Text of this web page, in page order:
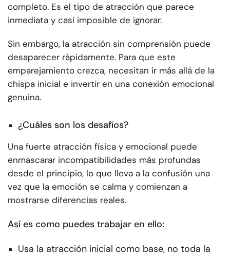
completo. Es el tipo de atracción que parece
inmediata y casi imposible de ignorar.
Sin embargo, la atracción sin comprensión puede
desaparecer rápidamente. Para que este
emparejamiento crezca, necesitan ir más allá de la
chispa inicial e invertir en una conexión emocional
genuina.
¿Cuáles son los desafíos?
Una fuerte atracción física y emocional puede
enmascarar incompatibilidades más profundas
desde el principio, lo que lleva a la confusión una
vez que la emoción se calma y comienzan a
mostrarse diferencias reales.
Así es como puedes trabajar en ello:
Usa la atracción inicial como base, no toda la